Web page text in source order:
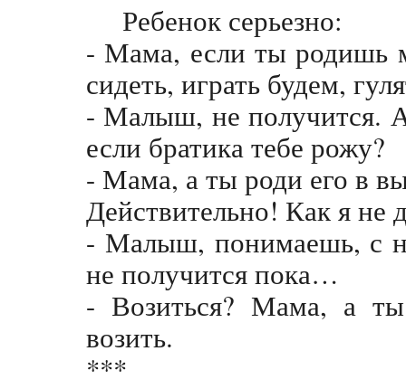
Ребенок серьезно:
- Мама, если ты родишь
сидеть, играть будем,
- Малыш, не получится.
если братика тебе рожу?
- Мама, а ты роди его в
Действительно! Как я не
- Малыш, понимаешь, с
не получится пока…
- Возиться? Мама, а
возить.
***